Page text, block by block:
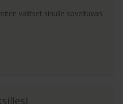
valitset sinulle soveltuvan